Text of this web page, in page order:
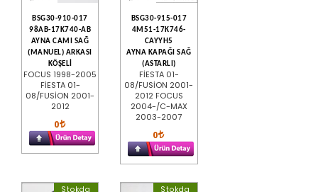
BSG30-910-017
98AB-17K740-AB
AYNA CAMI SAĞ
(MANUEL) ARKASI
KÖŞELİ
FOCUS 1998-2005
FİESTA 01-
08/FUSİON 2001-
2012
0
BSG30-915-017
4M51-17K746-
CAYYH5
AYNA KAPAĞI SAĞ
(ASTARLI)
FİESTA 01-
08/FUSİON 2001-
2012 FOCUS
2004-/C-MAX
2003-2007
0
Stokda Stokda